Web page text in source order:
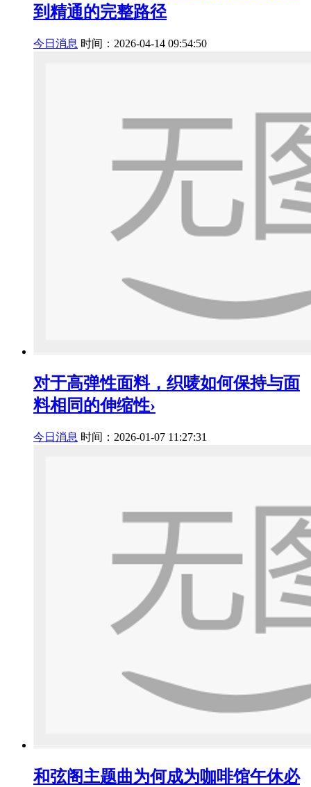
到精通的完整路径
今日消息 时间：2026-04-14 09:54:50
对于高弹性面料，织唛如何保持与面
料相同的伸缩性›
今日消息 时间：2026-01-07 11:27:31
和弦阁主题曲为何成为咖啡馆午休必